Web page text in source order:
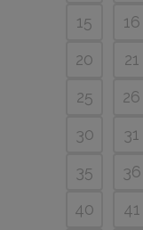
15
16
20
21
25
26
30
31
35
36
40
41